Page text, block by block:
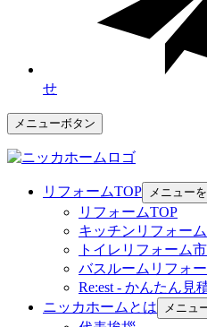
せ
メニューボタン
リフォームTOP メニュー
リフォームTOP
キッチンリフォー
トイレリフォーム
バスルームリフォ
Re:est - かんたん見
ニッカホームとは
メニュ